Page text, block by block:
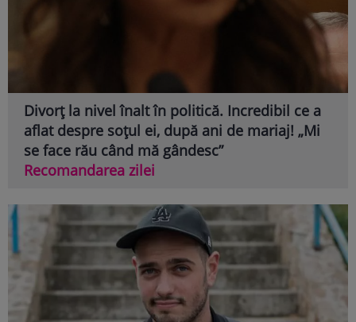
Divorț la nivel înalt în politică. Incredibil ce a
aflat despre soțul ei, după ani de mariaj! „Mi
se face rău când mă gândesc”
Recomandarea zilei